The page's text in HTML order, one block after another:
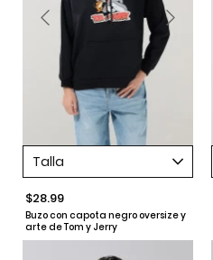
Talla
$28.99
Buzo con capota negro oversize y
arte de Tom y Jerry